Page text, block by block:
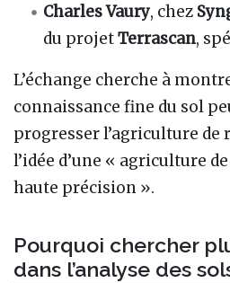
Charles Vaury, chez
du projetTerrascan,
L’échange cherche à
connaissance fine du sol
progresser l’agriculture de
l’idée d’une « agriculture
haute précision ».
Pourquoi chercher
dans l’analyse des